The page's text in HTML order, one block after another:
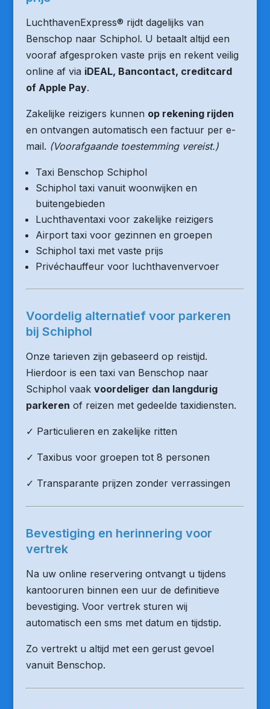
LuchthavenExpress® rijdt dagelijks van
Benschop naar Schiphol. U betaalt altijd een
vooraf afgesproken vaste prijs en rekent veilig
online af via iDEAL, Bancontact, creditcard
of Apple Pay.
Zakelijke reizigers kunnen op rekening rijden
en ontvangen automatisch een factuur per e-
mail. (Voorafgaande toestemming vereist.)
Taxi Benschop Schiphol
Schiphol taxi vanuit woonwijken en
buitengebieden
Luchthaventaxi voor zakelijke reizigers
Airport taxi voor gezinnen en groepen
Schiphol taxi met vaste prijs
Privéchauffeur voor luchthavenvervoer
Voordelig alternatief voor parkeren
bij Schiphol
Onze tarieven zijn gebaseerd op reistijd.
Hierdoor is een taxi van Benschop naar
Schiphol vaak voordeliger dan langdurig
parkeren of reizen met gedeelde taxidiensten.
✓ Particulieren en zakelijke ritten
✓ Taxibus voor groepen tot 8 personen
✓ Transparante prijzen zonder verrassingen
Bevestiging en herinnering voor
vertrek
Na uw online reservering ontvangt u tijdens
kantooruren binnen een uur de definitieve
bevestiging. Voor vertrek sturen wij
automatisch een sms met datum en tijdstip.
Zo vertrekt u altijd met een gerust gevoel
vanuit Benschop.